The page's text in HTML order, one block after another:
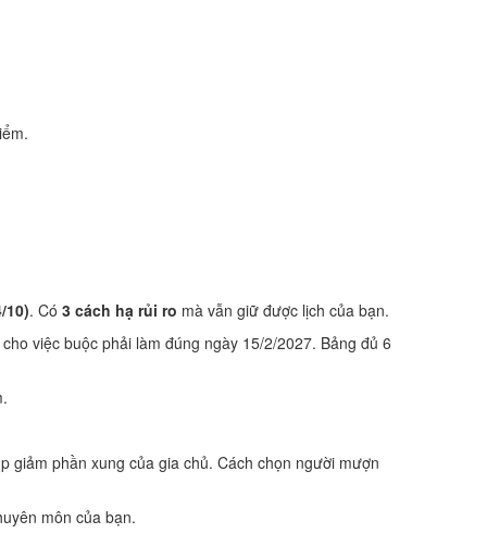
10). Có 3 cách hạ rủi ro mà vẫn giữ được lịch của bạn.
việc buộc phải làm đúng ngày 15/2/2027. Bảng đủ 6
giảm phần xung của gia chủ. Cách chọn người mượn
môn của bạn.